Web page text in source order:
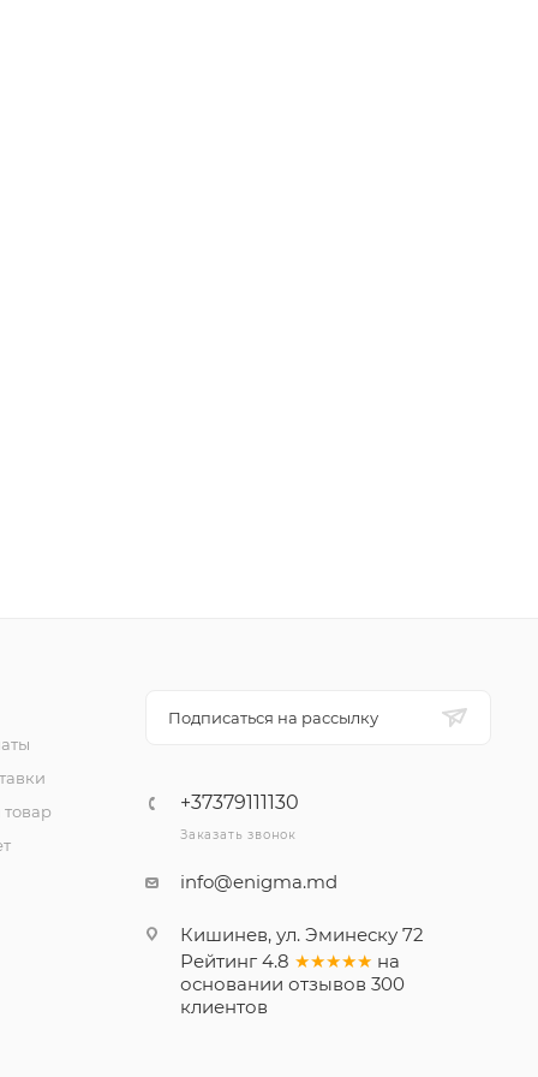
товар
Подписаться на рассылку
+37379111130
Заказать звонок
info@enigma.md
Кишинев, ул. Эминеску 72
Рейтинг 4.8 ★★★★★ на
основании отзывов 300
клиентов